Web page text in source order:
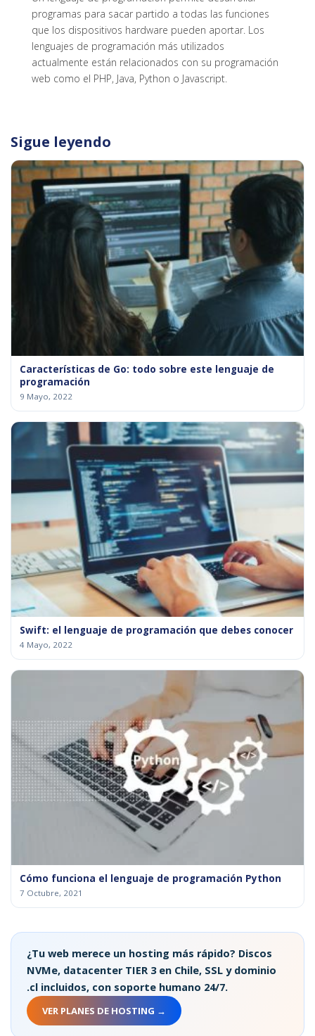
programas para sacar partido a todas las funciones
que los dispositivos hardware pueden aportar. Los
lenguajes de programación más utilizados
actualmente están relacionados con su programación
web como el PHP, Java, Python o Javascript.
Sigue leyendo
Características de Go: todo sobre este lenguaje de
programación
9 Mayo, 2022
Swift: el lenguaje de programación que debes conocer
4 Mayo, 2022
Cómo funciona el lenguaje de programación Python
7 Octubre, 2021
¿Tu web merece un hosting más rápido? Discos
NVMe, datacenter TIER 3 en Chile, SSL y dominio
.cl incluidos, con soporte humano 24/7.
VER PLANES DE HOSTING →